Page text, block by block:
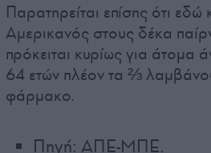
Παρατηρείται επίσης ότι
Αμερικανός στους δέκα
πρόκειται κυρίως για
64 ετών πλέον τα ⅔
φάρμακο.
Πηγή: ΑΠΕ-ΜΠΕ.